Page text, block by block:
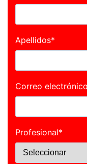
Apellidos*
Correo electrónico
Profesional*